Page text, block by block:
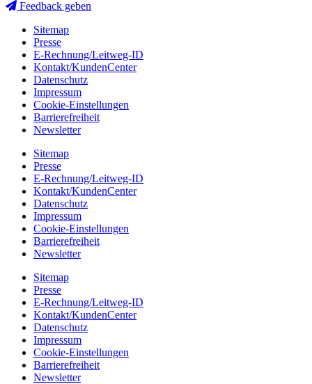
Feedback geben
Sitemap
Presse
E-Rechnung/Leitweg-ID
Kontakt/KundenCenter
Datenschutz
Impressum
Cookie-Einstellungen
Barrierefreiheit
Newsletter
Sitemap
Presse
E-Rechnung/Leitweg-ID
Kontakt/KundenCenter
Datenschutz
Impressum
Cookie-Einstellungen
Barrierefreiheit
Newsletter
Sitemap
Presse
E-Rechnung/Leitweg-ID
Kontakt/KundenCenter
Datenschutz
Impressum
Cookie-Einstellungen
Barrierefreiheit
Newsletter